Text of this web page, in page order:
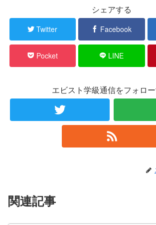
シェアする
Twitter Facebook
Pocket LINE
エビスト学級通信をフォロ
関連記事